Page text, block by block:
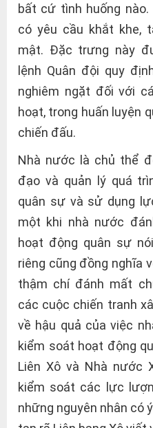
bất cứ tình huống
có yêu cầu khắt khe,
mật. Đặc trưng này
lệnh Quân đội quy
nghiêm ngặt đối với
hoạt, trong huấn luyện
chiến đấu.
Nhà nước là chủ thể
đạo và quản lý quá
quân sự và sử dụng
một khi nhà nước
hoạt động quân sự
riêng cũng đồng nghĩa
thậm chí đánh mất
các cuộc chiến tranh
về hậu quả của việc
kiểm soát hoạt động
Liên Xô và Nhà nước
kiểm soát các lực
những nguyên nhân có